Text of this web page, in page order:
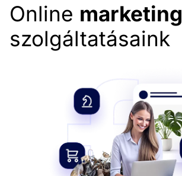
Online marketing
szolgáltatásaink